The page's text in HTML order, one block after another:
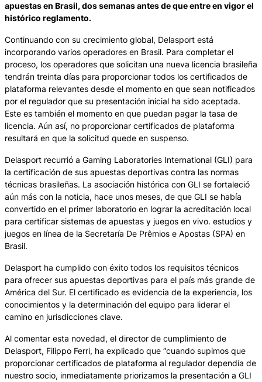
apuestas en Brasil, dos semanas antes de que entre en vigor el
histórico reglamento.
Continuando con su crecimiento global, Delasport está
incorporando varios operadores en Brasil. Para completar el
proceso, los operadores que solicitan una nueva licencia brasileña
tendrán treinta días para proporcionar todos los certificados de
plataforma relevantes desde el momento en que sean notificados
por el regulador que su presentación inicial ha sido aceptada.
Este es también el momento en que puedan pagar la tasa de
licencia. Aún así, no proporcionar certificados de plataforma
resultará en que la solicitud quede en suspenso.
Delasport recurrió a Gaming Laboratories International (GLI) para
la certificación de sus apuestas deportivas contra las normas
técnicas brasileñas. La asociación histórica con GLI se fortaleció
aún más con la noticia, hace unos meses, de que GLI se había
convertido en el primer laboratorio en lograr la acreditación local
para certificar sistemas de apuestas y juegos en vivo. estudios y
juegos en línea de la Secretaría De Prêmios e Apostas (SPA) en
Brasil.
Delasport ha cumplido con éxito todos los requisitos técnicos
para ofrecer sus apuestas deportivas para el país más grande de
América del Sur. El certificado es evidencia de la experiencia, los
conocimientos y la determinación del equipo para liderar el
camino en jurisdicciones clave.
Al comentar esta novedad, el director de cumplimiento de
Delasport, Filippo Ferri, ha explicado que “cuando supimos que
proporcionar certificados de plataforma al regulador dependía de
nuestro socio, inmediatamente priorizamos la presentación a GLI